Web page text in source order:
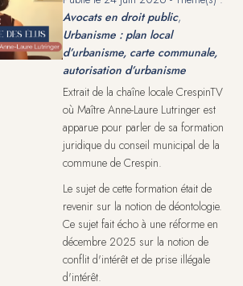
Avocats en droit public,
Urbanisme : plan local
d’urbanisme, carte communale,
autorisation d’urbanisme
Extrait de la chaîne locale CrespinTV
où Maître Anne-Laure Lutringer est
apparue pour parler de sa formation
juridique du conseil municipal de la
commune de Crespin.
Le sujet de cette formation était de
revenir sur la notion de déontologie.
Ce sujet fait écho à une réforme en
décembre 2025 sur la notion de
conflit d'intérêt et de prise illégale
d'intérêt.